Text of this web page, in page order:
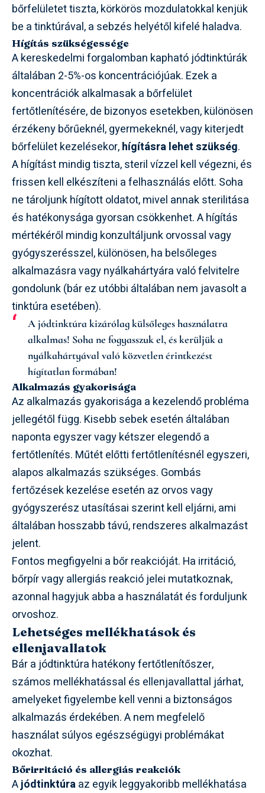
bőrfelületet tiszta, körkörös mozdulatokkal kenjük
be a tinktúrával, a sebzés helyétől kifelé haladva.
Hígítás szükségessége
A kereskedelmi forgalomban kapható jódtinktúrák
általában 2-5%-os koncentrációjúak. Ezek a
koncentrációk alkalmasak a bőrfelület
fertőtlenítésére, de bizonyos esetekben, különösen
érzékeny bőrűeknél, gyermekeknél, vagy kiterjedt
bőrfelület kezelésekor,hígításra lehet szükség.
A hígítást mindig tiszta, steril vízzel kell végezni, és
frissen kell elkészíteni a felhasználás előtt. Soha
ne tároljunk hígított oldatot, mivel annak sterilitása
és hatékonysága gyorsan csökkenhet. A hígítás
mértékéről mindig konzultáljunk orvossal vagy
gyógyszerésszel, különösen, ha belsőleges
alkalmazásra vagy nyálkahártyára való felvitelre
gondolunk (bár ez utóbbi általában nem javasolt a
tinktúra esetében).
A jódtinktúra kizárólag külsőleges használatra
alkalmas! Soha ne fogyasszuk el, és kerüljük a
nyálkahártyával való közvetlen érintkezést
hígítatlan formában!
Alkalmazás gyakorisága
Az alkalmazás gyakorisága a kezelendő probléma
jellegétől függ. Kisebb sebek esetén általában
naponta egyszer vagy kétszer elegendő a
fertőtlenítés. Műtét előtti fertőtlenítésnél egyszeri,
alapos alkalmazás szükséges. Gombás
fertőzések kezelése esetén az orvos vagy
gyógyszerész utasításai szerint kell eljárni, ami
általában hosszabb távú, rendszeres alkalmazást
jelent.
Fontos megfigyelni a bőr reakcióját. Ha irritáció,
bőrpír vagy allergiás reakció jelei mutatkoznak,
azonnal hagyjuk abba a használatát és forduljunk
orvoshoz.
Lehetséges mellékhatások és
ellenjavallatok
Bár a jódtinktúra hatékony fertőtlenítőszer,
számos mellékhatással és ellenjavallattal járhat,
amelyeket figyelembe kell venni a biztonságos
alkalmazás érdekében. A nem megfelelő
használat súlyos egészségügyi problémákat
okozhat.
Bőrirritáció és allergiás reakciók
Ajódtinktúraaz egyik leggyakoribb mellékhatása